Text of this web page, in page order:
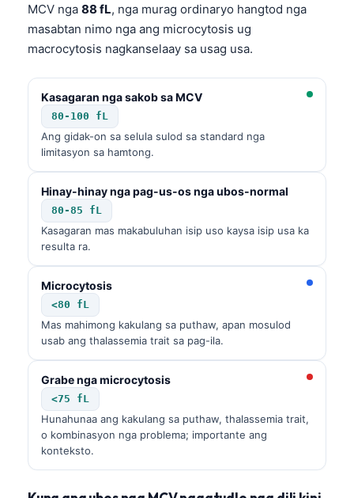
MCV nga 88 fL, nga murag ordinaryo hangtod nga
masabtan nimo nga ang microcytosis ug
macrocytosis nagkanselaay sa usag usa.
Kasagaran nga sakob sa MCV
80-100 fL
Ang gidak-on sa selula sulod sa standard nga
limitasyon sa hamtong.
Hinay-hinay nga pag-us-os nga ubos-normal
80-85 fL
Kasagaran mas makabuluhan isip uso kaysa isip usa ka
resulta ra.
Microcytosis
<80 fL
Mas mahimong kakulang sa puthaw, apan mosulod
usab ang thalassemia trait sa pag-ila.
Grabe nga microcytosis
<75 fL
Hunahunaa ang kakulang sa puthaw, thalassemia trait,
o kombinasyon nga problema; importante ang
konteksto.
Íslenska
Српски језик
Svenska
Azərbaycan dili
Eesti
Čeština
ქართული
Русский
Lietuvių kalba
Polski
한국어
Slovenščina
Shqip
বাংলা